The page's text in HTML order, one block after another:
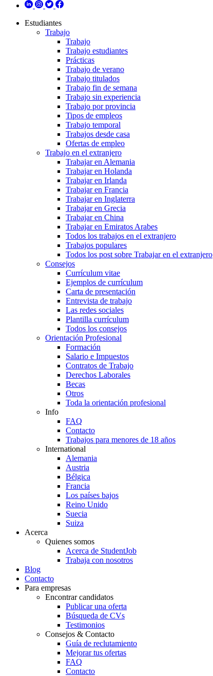
Estudiantes
Trabajo
Trabajo
Trabajo estudiantes
Prácticas
Trabajo de verano
Trabajo titulados
Trabajo fin de semana
Trabajo sin experiencia
Trabajo por provincia
Tipos de empleos
Trabajo temporal
Trabajos desde casa
Ofertas de empleo
Trabajo en el extranjero
Trabajar en Alemania
Trabajar en Holanda
Trabajar en Irlanda
Trabajar en Francia
Trabajar en Inglaterra
Trabajar en Grecia
Trabajar en China
Trabajar en Emiratos Arabes
Todos los trabajos en el extranjero
Trabajos populares
Todos los post sobre Trabajar en el extranjero
Consejos
Currículum vitae
Ejemplos de currículum
Carta de presentación
Entrevista de trabajo
Las redes sociales
Plantilla currículum
Todos los consejos
Orientación Profesional
Formación
Salario e Impuestos
Contratos de Trabajo
Derechos Laborales
Becas
Otros
Toda la orientación profesional
Info
FAQ
Contacto
Trabajos para menores de 18 años
International
Alemania
Austria
Bélgica
Francia
Los países bajos
Reino Unido
Suecia
Suiza
Acerca
Quienes somos
Acerca de StudentJob
Trabaja con nosotros
Blog
Contacto
Para empresas
Encontrar candidatos
Publicar una oferta
Búsqueda de CVs
Testimonios
Consejos & Contacto
Guía de reclutamiento
Mejorar tus ofertas
FAQ
Contacto